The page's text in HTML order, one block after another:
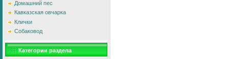
Домашний пес
Кавказская овчарка
Клички
Собаковод
Категории раздела